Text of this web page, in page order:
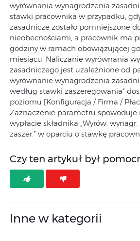
wyrównania wynagrodzenia
stawki pracownika w przypadku,
zasadnicze zostało pomniejszone
nieobecnościami, a pracownik ma
godziny w ramach obowiązującej
miesiącu. Naliczanie wyrównania
zasadniczego jest uzależnione od
wyrównanie wynagrodzenia
według stawki zaszeregowania”
poziomu [Konfiguracja / Firma /
Zaznaczenie parametru spowoduje
wypłacie składnika „Wyrów.
zaszer.” w oparciu o stawkę
Czy ten artykuł był
Inne w kategorii